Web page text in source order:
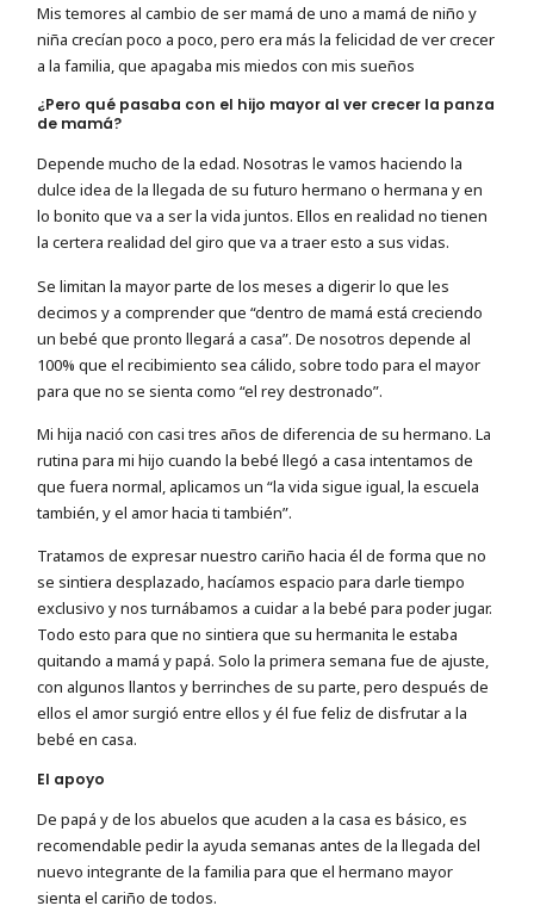
Mis temores al cambio de ser mamá de uno a mamá de niño y
niña crecían poco a poco, pero era más la felicidad de ver crecer
a la familia, que apagaba mis miedos con mis sueños
¿Pero qué pasaba con el hijo mayor al ver crecer la panza
de mamá?
Depende mucho de la edad. Nosotras le vamos haciendo la
dulce idea de la llegada de su futuro hermano o hermana y en
lo bonito que va a ser la vida juntos. Ellos en realidad no tienen
la certera realidad del giro que va a traer esto a sus vidas.
Se limitan la mayor parte de los meses a digerir lo que les
decimos y a comprender que “dentro de mamá está creciendo
un bebé que pronto llegará a casa”. De nosotros depende al
100% que el recibimiento sea cálido, sobre todo para el mayor
para que no se sienta como “el rey destronado”.
Mi hija nació con casi tres años de diferencia de su hermano. La
rutina para mi hijo cuando la bebé llegó a casa intentamos de
que fuera normal, aplicamos un “la vida sigue igual, la escuela
también, y el amor hacia ti también”.
Tratamos de expresar nuestro cariño hacia él de forma que no
se sintiera desplazado, hacíamos espacio para darle tiempo
exclusivo y nos turnábamos a cuidar a la bebé para poder jugar.
Todo esto para que no sintiera que su hermanita le estaba
quitando a mamá y papá. Solo la primera semana fue de ajuste,
con algunos llantos y berrinches de su parte, pero después de
ellos el amor surgió entre ellos y él fue feliz de disfrutar a la
bebé en casa.
El apoyo
De papá y de los abuelos que acuden a la casa es básico, es
recomendable pedir la ayuda semanas antes de la llegada del
nuevo integrante de la familia para que el hermano mayor
sienta el cariño de todos.